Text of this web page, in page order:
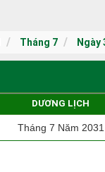
Tháng 7 Ngày
DƯƠNG LỊCH
Tháng 7 Năm 2031